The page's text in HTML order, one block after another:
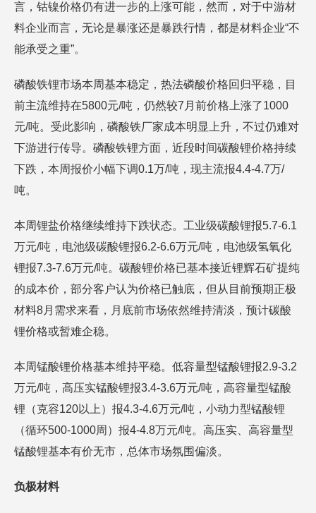
言，钴镍价格仍有进一步的上涨可能，然而，对于中游材
料企业而言，无论是暴涨还是暴跌行情，都是材料企业“不
能承受之重”。
磷酸铁锂市场本周基本稳定，热法磷酸价格回归平稳，目
前主流维持在5800元/吨，仍然较7月前价格上涨了1000
元/吨。受此影响，磷酸铁厂家成本明显上升，不过仍难对
下游进行传导。磷酸铁锂方面，近段时间碳酸锂价格持续
下跌，本周报价小幅下调0.1万/吨，现主流报4.4-4.7万/
吨。
本周锂盐价格继续维持下跌状态。工业级碳酸锂报5.7-6.1
万元/吨，电池级碳酸锂报6.2-6.6万元/吨，电池级氢氧化
锂报7.3-7.6万元/吨。碳酸锂价格已基本接近锂辉石矿提纯
的成本价，部分客户认为价格已触底，但从目前预期正极
材料8月需求来看，月底前市场依然维持清淡，预计碳酸
锂价格或暂难企稳。
本周锰酸锂价格基本维持平稳。低容量型锰酸锂报2.9-3.2
万元/吨，高压实锰酸锂报3.4-3.6万元/吨，高容量型锰酸
锂（克容120以上）报4.3-4.6万元/吨，小动力型锰酸锂
（循环500-1000周）报4-4.8万元/吨。高压实、高容量型
锰酸锂基本有价无市，总体市场氛围偏淡。
负极材料